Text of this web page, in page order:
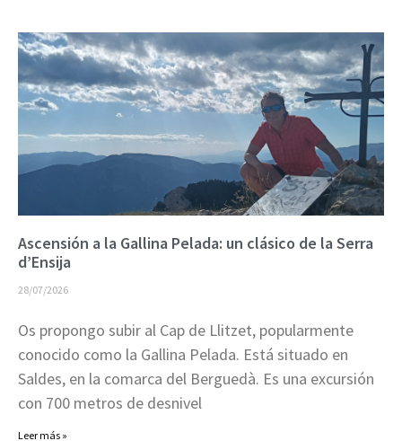
Ascensión a la Gallina Pelada: un clásico de la Serra
d’Ensija
28/07/2026
Os propongo subir al Cap de Llitzet, popularmente
conocido como la Gallina Pelada. Está situado en
Saldes, en la comarca del Berguedà. Es una excursión
con 700 metros de desnivel
Leer más »